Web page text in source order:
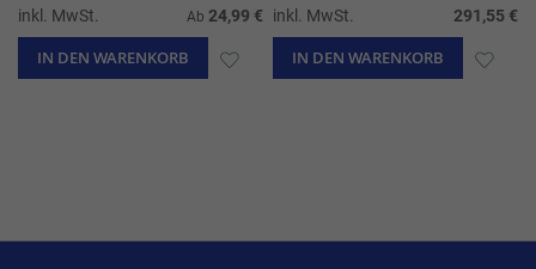
inkl. MwSt. Ab 24,99 €
IN DEN WARENKORB ZUR
inkl. MwSt. 291,55 €
IN DEN WARENKORB ZUR